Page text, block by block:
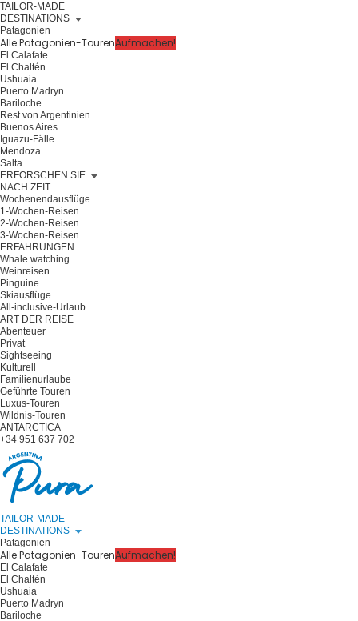
TAILOR-MADE
DESTINATIONS
Patagonien
Alle Patagonien-TourenAufmachen!
El Calafate
El Chaltén
Ushuaia
Puerto Madryn
Bariloche
Rest von Argentinien
Buenos Aires
Iguazu-Fälle
Mendoza
Salta
ERFORSCHEN SIE
NACH ZEIT
Wochenendausflüge
1-Wochen-Reisen
2-Wochen-Reisen
3-Wochen-Reisen
ERFAHRUNGEN
Whale watching
Weinreisen
Pinguine
Skiausflüge
All-inclusive-Urlaub
ART DER REISE
Abenteuer
Privat
Sightseeing
Kulturell
Familienurlaube
Geführte Touren
Luxus-Touren
Wildnis-Touren
ANTARCTICA
+34 951 637 702
TAILOR-MADE
DESTINATIONS
Patagonien
Alle Patagonien-TourenAufmachen!
El Calafate
El Chaltén
Ushuaia
Puerto Madryn
Bariloche